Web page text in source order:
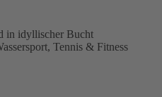
in idyllischer Bucht
Tennis & Fitness